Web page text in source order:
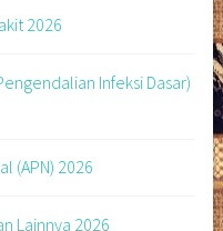
2026
Infeksi Dasar)
(APN) 2026
Lainnya 2026